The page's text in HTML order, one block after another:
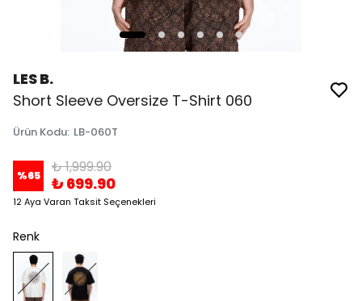
LES B.
Short Sleeve Oversize T-Shirt 060
Ürün Kodu: LB-060T
%65 ₺ 1,999.90
₺ 699.90
12 Aya Varan Taksit Seçenekleri
Renk